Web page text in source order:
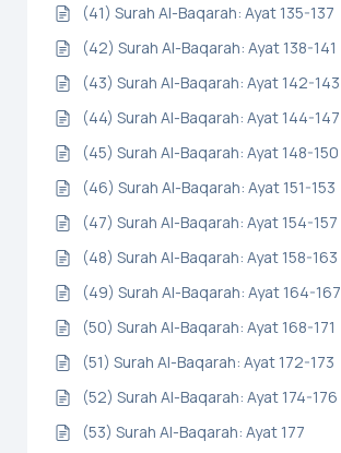
(41) Surah Al-Baqarah: Ayat 135-137
(42) Surah Al-Baqarah: Ayat 138-141
(43) Surah Al-Baqarah: Ayat 142-143
(44) Surah Al-Baqarah: Ayat 144-147
(45) Surah Al-Baqarah: Ayat 148-150
(46) Surah Al-Baqarah: Ayat 151-153
(47) Surah Al-Baqarah: Ayat 154-157
(48) Surah Al-Baqarah: Ayat 158-163
(49) Surah Al-Baqarah: Ayat 164-167
(50) Surah Al-Baqarah: Ayat 168-171
(51) Surah Al-Baqarah: Ayat 172-173
(52) Surah Al-Baqarah: Ayat 174-176
(53) Surah Al-Baqarah: Ayat 177